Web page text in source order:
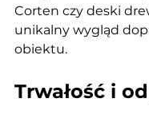
Corten czy deski
unikalny wygląd
obiektu.
Trwałość i